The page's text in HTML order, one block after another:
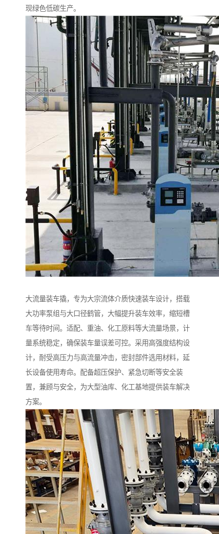
现绿色低碳生产。
大流量装车撬，专为大宗流体介质快速装车设计，搭载
大功率泵组与大口径鹤管，大幅提升装车效率，缩短槽
车等待时间。适配、重油、化工原料等大流量场景，计
量系统稳定，确保装车量误差可控。采用高强度结构设
计，耐受高压力与高流量冲击，密封部件选用材料，延
长设备使用寿命。配备超压保护、紧急切断等安全装
置，兼顾与安全，为大型油库、化工基地提供装车解决
方案。